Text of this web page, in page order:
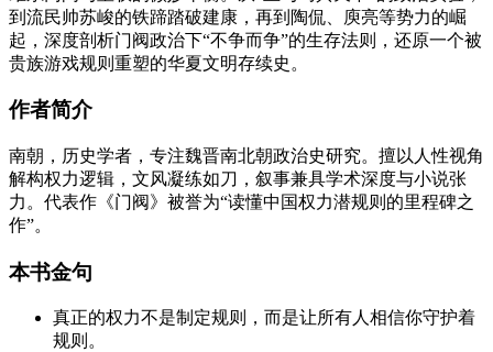
到流民帅苏峻的铁蹄踏破建康，再到陶侃、庾亮等势力的崛
起，深度剖析门阀政治下“不争而争”的生存法则，还原一个被
贵族游戏规则重塑的华夏文明存续史。
作者简介
南朝，历史学者，专注魏晋南北朝政治史研究。擅以人性视角
解构权力逻辑，文风凝练如刀，叙事兼具学术深度与小说张
力。代表作《门阀》被誉为“读懂中国权力潜规则的里程碑之
作”。
本书金句
真正的权力不是制定规则，而是让所有人相信你守护着
规则。